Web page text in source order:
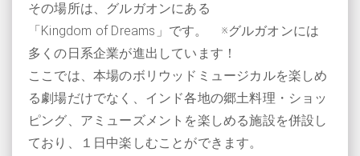
その場所は、グルガオンにある
「Kingdom of Dreams」です。 ※グルガオンには
多くの日系企業が進出しています！
ここでは、本場のボリウッドミュージカルを楽しめ
る劇場だけでなく、インド各地の郷土料理・ショッ
ピング、アミューズメントを楽しめる施設を併設し
ており、１日中楽しむことができます。